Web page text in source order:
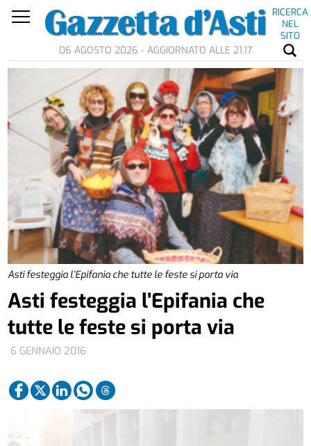
RICERCA
NEL
SITO
06 AGOSTO 2026 - AGGIORNATO ALLE 21.17
Asti festeggia l’Epifania che tutte le feste si porta via
6 GENNAIO 2016
Asti festeggia l’Epifania che
tutte le feste si porta via